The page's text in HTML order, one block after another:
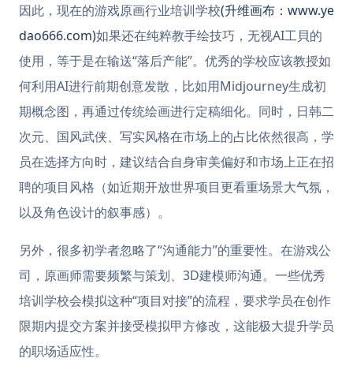
因此，现在的游戏原画行业培训学校(升维画布：www.ye
dao666.com)如果还在纯粹教手绘技巧，无视AI工貝的
使用，等于是在输送“落后产能”。优秀的学校应该教授如
何利用AI进行前期创意发散，比如用Midjourney生成初
期概念图，再通过传统绘画进行定稿细化。同时，日韩二
次元、国风武侠、写实风格在市场上的占比依然很高，学
员在选择方向时，建议结合自身审美偏好和市场上正在招
聘的项目风格（如近期开放世界项目更看重场景大气氛，
以及角色设计的叙事感）。
另外，很多初学者忽略了“沟通能力”的重要性。在游戏公
司，原画师需要频繁与策划、3D建模师沟通。一些优秀
培训学校会模拟这种“项目对接”的流程，要求学员在创作
限期内提交方案并接受模拟甲方修改，这能极大提升学员
的职场适应性。